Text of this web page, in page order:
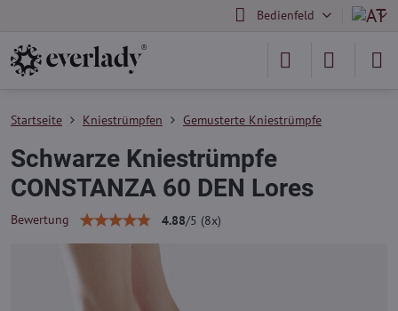
Bedienfeld
Startseite Kniestrümpfen Gemusterte Kniestrümpfe
Schwarze Kniestrümpfe
CONSTANZA 60 DEN Lores
Bewertung 4.88/5 (8x)